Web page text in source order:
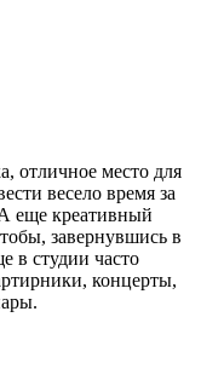
отличное место для
весело время за
еще креативный
завернувшись в
в студии часто
концерты,